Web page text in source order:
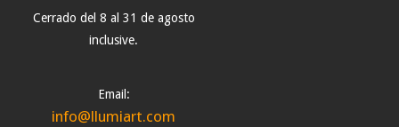
Cerrado del 8 al 31 de agosto
inclusive.
Email:
info@llumiart.com